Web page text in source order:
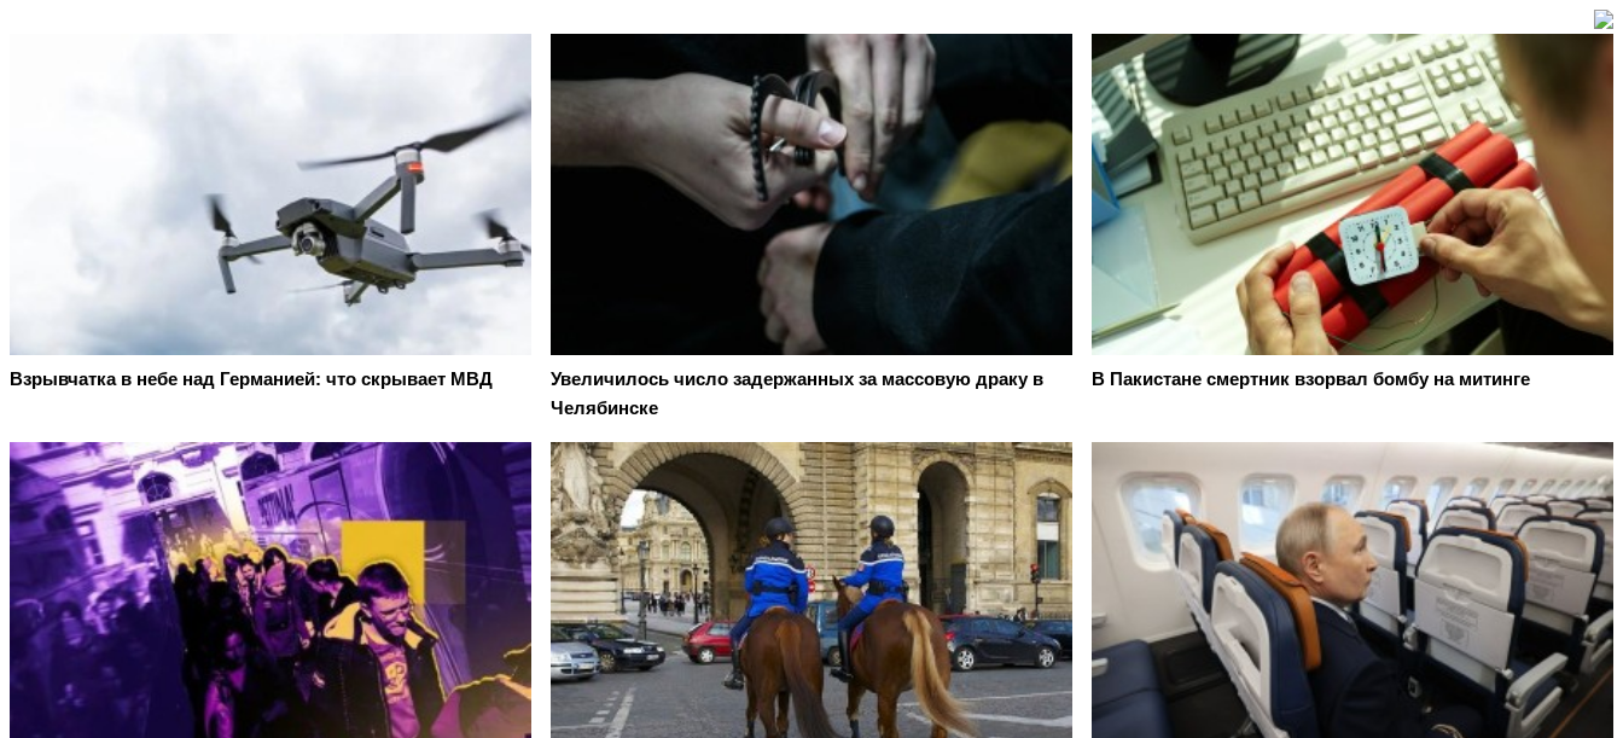
Взрывчатка в небе над Германией: что скрывает МВД
Увеличилось число задержанных за массовую драку в
Челябинске
В Пакистане смертник взорвал бомбу на митинге